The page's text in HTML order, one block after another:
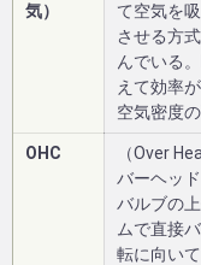
気）
て空気を
させる方
んでいる
えて効率
空気密度
OHC
（Over
バーヘッ
バルブの
ムで直接
転に向い